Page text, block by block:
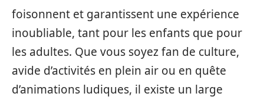
foisonnent et garantissent une expérience
inoubliable, tant pour les enfants que pour
les adultes. Que vous soyez fan de culture,
avide d’activités en plein air ou en quête
d’animations ludiques, il existe un large